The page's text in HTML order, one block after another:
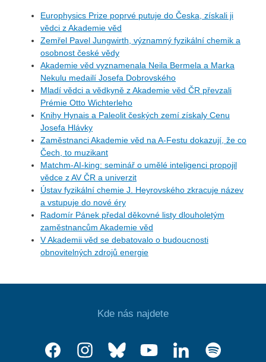
Europhysics Prize poprvé putuje do Česka, získali ji
vědci z Akademie věd
Zemřel Pavel Jungwirth, významný fyzikální chemik a
osobnost české vědy
Akademie věd vyznamenala Neila Bermela a Marka
Nekulu medailí Josefa Dobrovského
Mladí vědci a vědkyně z Akademie věd ČR převzali
Prémie Otto Wichterleho
Knihy Hynais a Paleolit českých zemí získaly Cenu
Josefa Hlávky
Zaměstnanci Akademie věd na A-Festu dokazují, že co
Čech, to muzikant
Matchm-AI-king: seminář o umělé inteligenci propojil
vědce z AV ČR a univerzit
Ústav fyzikální chemie J. Heyrovského zkracuje název
a vstupuje do nové éry
Radomír Pánek předal děkovné listy dlouholetým
zaměstnancům Akademie věd
V Akademii věd se debatovalo o budoucnosti
obnovitelných zdrojů energie
Kde nás najdete